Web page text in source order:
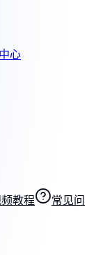
心
教程
常见问